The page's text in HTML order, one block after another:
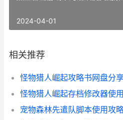
2024-04-01
相关推荐
怪物猎人崛起攻略书网盘分
怪物猎人崛起存档修改器使